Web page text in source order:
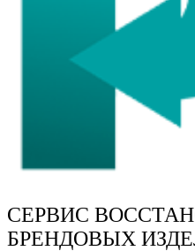
СЕРВИС
БРЕНДОВЫХ